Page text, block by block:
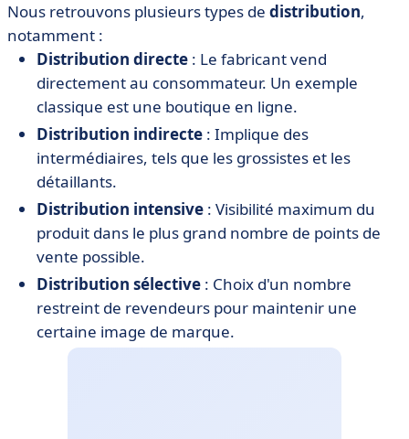
Nous retrouvons plusieurs types de distribution,
notamment :
Distribution directe : Le fabricant vend
directement au consommateur. Un exemple
classique est une boutique en ligne.
Distribution indirecte : Implique des
intermédiaires, tels que les grossistes et les
détaillants.
Distribution intensive : Visibilité maximum du
produit dans le plus grand nombre de points de
vente possible.
Distribution sélective : Choix d'un nombre
restreint de revendeurs pour maintenir une
certaine image de marque.